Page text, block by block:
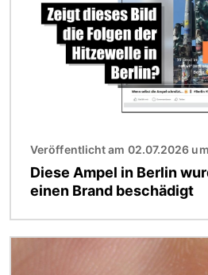
Veröffentlicht am 02.07.2026
Diese Ampel in Berlin
einen Brand beschädigt